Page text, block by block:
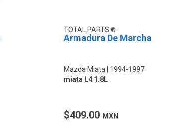
TOTAL PARTS
Armadura De Marcha
Mazda Miata
1994-1997
miata L4 1.8L
$409.00 MXN